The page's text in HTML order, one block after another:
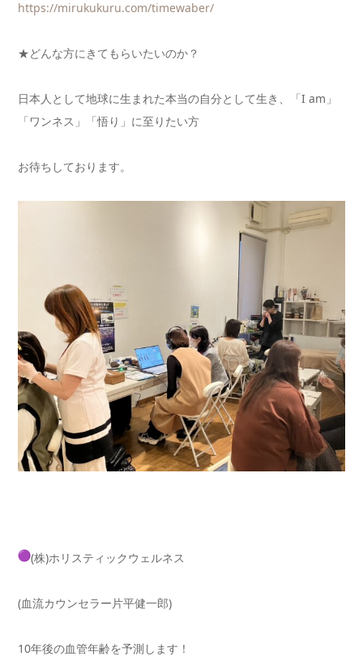
https://mirukukuru.com/timewaber/
★どんな方にきてもらいたいのか？
日本人として地球に生まれた本当の自分として生き、「I am」
「ワンネス」「悟り」に至りたい方
お待ちしております。
(株)ホリスティックウェルネス
(血流カウンセラー片平健一郎)
10年後の血管年齢を予測します！